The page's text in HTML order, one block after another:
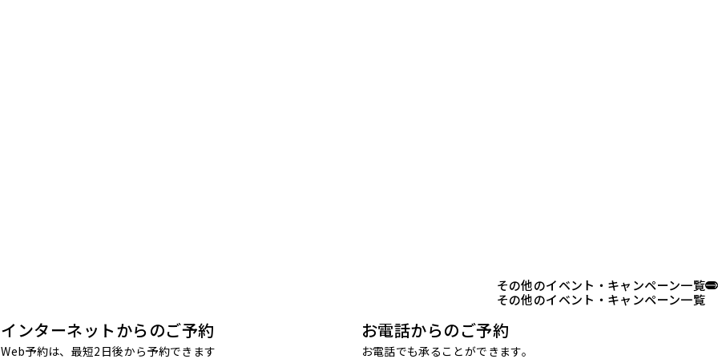
その他のイベント・キャンペーン一覧
その他のイベント・キャンペーン一覧
インターネットからのご予約
Web予約は、最短2日後から予約できます
お電話からのご予約
お電話でも承ることができます。